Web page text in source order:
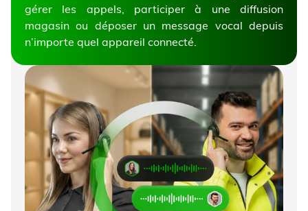
gérer les appels, participer à une diffusion
magasin ou déposer un message vocal depuis
n’importe quel appareil connecté.